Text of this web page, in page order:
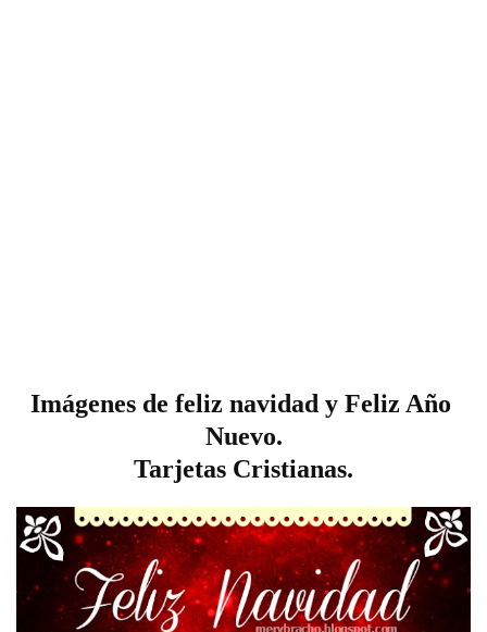
Imágenes de feliz navidad y Feliz Año
Nuevo.
Tarjetas Cristianas.